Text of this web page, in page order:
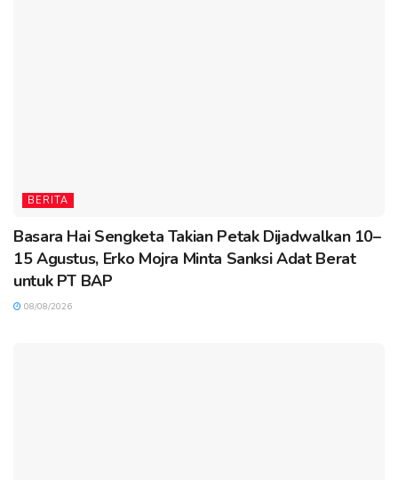
BERITA
Basara Hai Sengketa Takian Petak Dijadwalkan 10–
15 Agustus, Erko Mojra Minta Sanksi Adat Berat
untuk PT BAP
08/08/2026